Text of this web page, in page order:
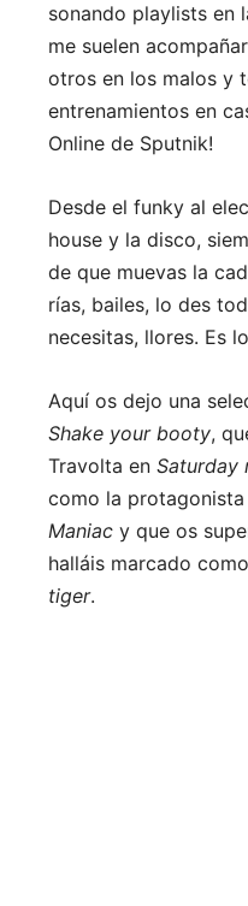
sonando playlists en
me suelen
otros en los malos y
entrenamientos en
Online de Sputnik!
Desde el funky al
house y la disco,
de que muevas la
rías, bailes, lo des
necesitas, llores. Es
Aquí os dejo una
Shake your booty,
Travolta en Saturday
como la
Maniac y que os
halláis marcado
tiger.